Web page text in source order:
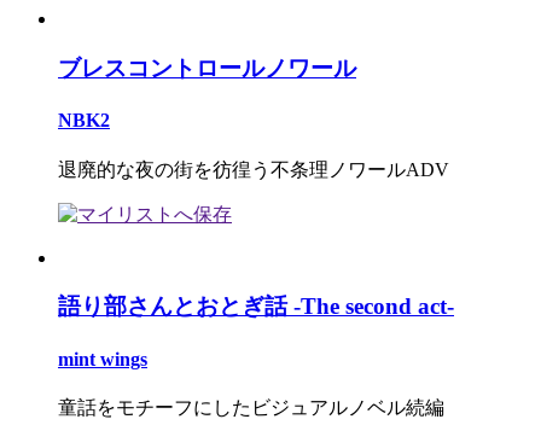
ブレスコントロールノワール
NBK2
退廃的な夜の街を彷徨う不条理ノワールADV
語り部さんとおとぎ話 -The second act-
mint wings
童話をモチーフにしたビジュアルノベル続編